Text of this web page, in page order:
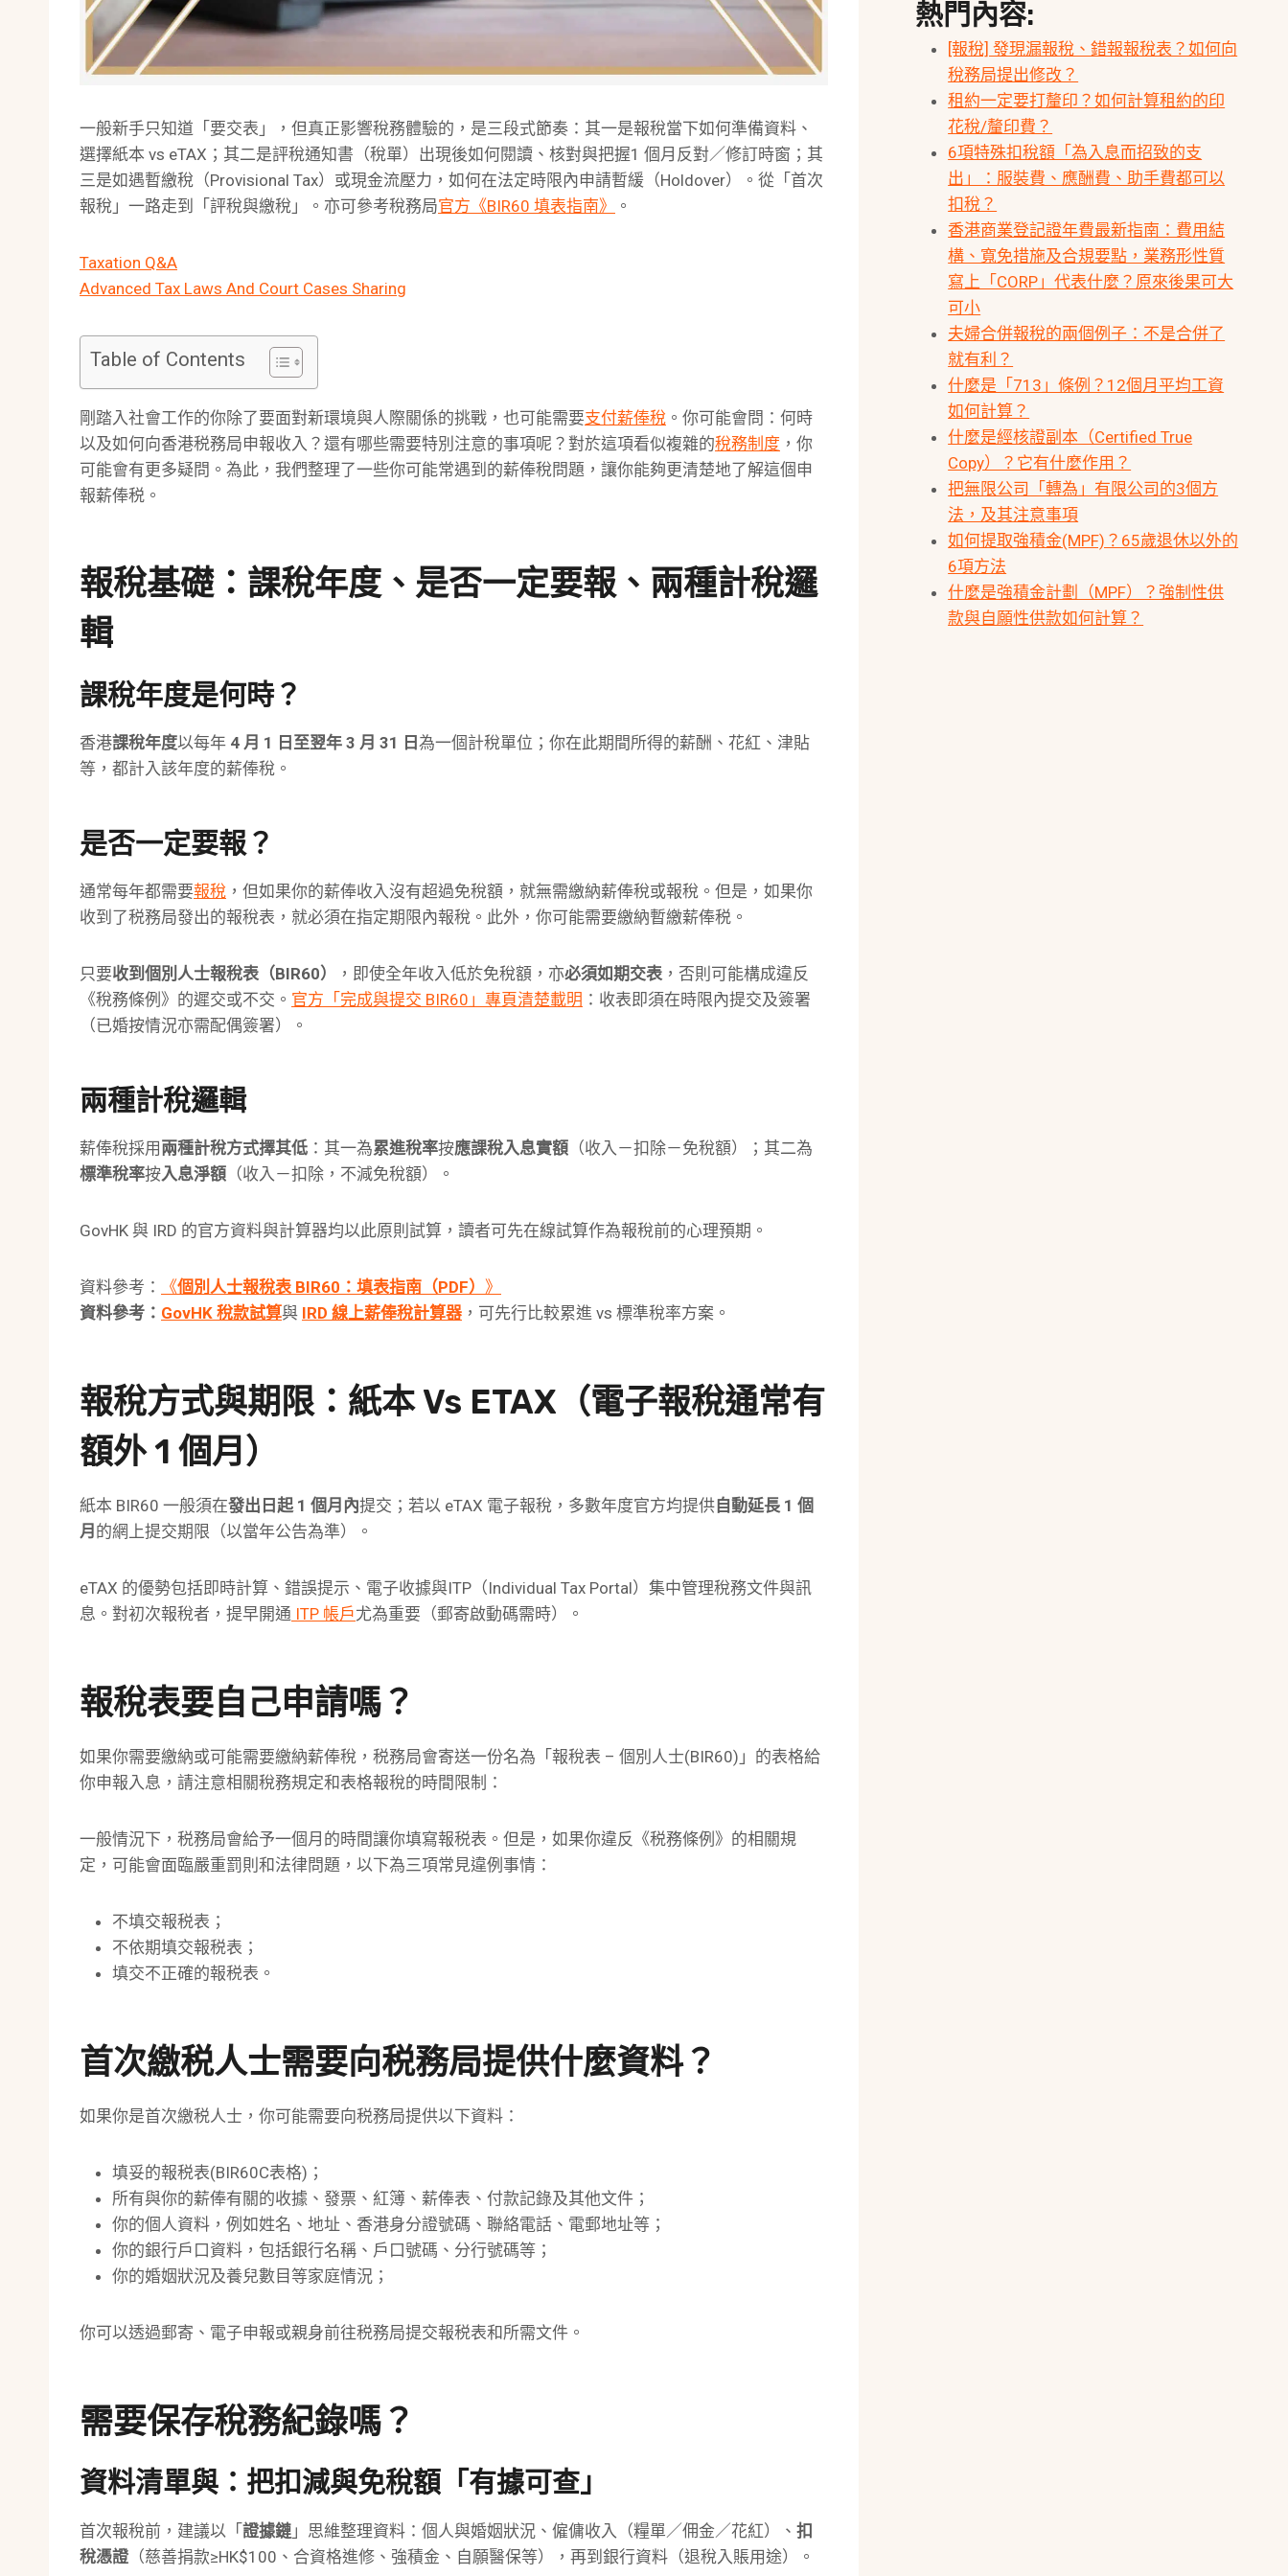
一般新手只知道「要交表」，但真正影響稅務體驗的，是三段式節奏：其一是報稅當下如何準備資料、
選擇紙本 vs eTAX；其二是評稅通知書（稅單）出現後如何閱讀、核對與把握1 個月反對／修訂時窗；其
三是如遇暫繳稅（Provisional Tax）或現金流壓力，如何在法定時限內申請暫緩（Holdover）。從「首次
報稅」一路走到「評稅與繳稅」。亦可參考稅務局官方《BIR60 填表指南》 。
Taxation Q&A
Advanced Tax Laws And Court Cases Sharing
Table of Contents
剛踏入社會工作的你除了要面對新環境與人際關係的挑戰，也可能需要支付薪俸稅 。你可能會問：何時
以及如何向香港税務局申報收入？還有哪些需要特別注意的事項呢？對於這項看似複雜的稅務制度 ，你
可能會有更多疑問。為此，我們整理了一些你可能常遇到的薪俸稅問題，讓你能夠更清楚地了解這個申
報薪俸税。
報稅基礎：課稅年度、是否一定要報、兩種計稅邏
輯
課稅年度是何時？
香港課稅年度以每年 4 月 1 日至翌年 3 月 31 日 為一個計稅單位；你在此期間所得的薪酬、花紅、津貼
等，都計入該年度的薪俸稅。
是否一定要報？
通常每年都需要報稅 ，但如果你的薪俸收入沒有超過免稅額，就無需繳納薪俸稅或報稅。但是，如果你
收到了税務局發出的報稅表，就必須在指定期限內報稅。此外，你可能需要繳納暫繳薪俸税。
只要收到個別人士報稅表（BIR60） ，即使全年收入低於免稅額，亦必須如期交表 ，否則可能構成違反
《稅務條例》的遲交或不交。 官方「完成與提交 BIR60」專頁清楚載明 ：收表即須在時限內提交及簽署
（已婚按情況亦需配偶簽署）。
兩種計稅邏輯
薪俸稅採用 兩種計稅方式擇其低 ：其一為累進稅率按應課稅入息實額 （收入－扣除－免稅額）；其二為
標準稅率按入息淨額 （收入－扣除，不減免稅額）。
GovHK 與 IRD 的官方資料與計算器均以此原則試算，讀者可先在線試算作為報稅前的心理預期。
資料參考： 《個別人士報稅表 BIR60：填表指南（PDF） 》
資料參考： GovHK 稅款試算與 IRD 線上薪俸稅計算器 ，可先行比較累進 vs 標準稅率方案。
報稅方式與期限：紙本 Vs ETAX（電子報稅通常有
額外 1 個月）
紙本 BIR60 一般須在發出日起 1 個月內提交；若以 eTAX 電子報稅，多數年度官方均提供 自動延長 1 個
月 的網上提交期限（以當年公告為準）。
eTAX 的優勢包括即時計算、錯誤提示、電子收據與ITP（Individual Tax Portal）集中管理稅務文件與訊
息。對初次報稅者，提早開通 ITP 帳戶尤為重要（郵寄啟動碼需時）。
報稅表要自己申請嗎？
如果你需要繳納或可能需要繳納薪俸稅，税務局會寄送一份名為「報稅表 – 個別人士(BIR60)」的表格給
你申報入息，請注意相關稅務規定和表格報稅的時間限制：
一般情況下，税務局會給予一個月的時間讓你填寫報税表。但是，如果你違反《税務條例》的相關規
定，可能會面臨嚴重罰則和法律問題，以下為三項常見違例事情：
不填交報税表；
不依期填交報税表；
填交不正確的報税表。
首次繳税人士需要向税務局提供什麼資料？
如果你是首次繳税人士，你可能需要向税務局提供以下資料：
填妥的報税表(BIR60C表格)；
所有與你的薪俸有關的收據、發票、紅簿、薪俸表、付款記錄及其他文件；
你的個人資料，例如姓名、地址、香港身分證號碼、聯絡電話、電郵地址等；
你的銀行戶口資料，包括銀行名稱、戶口號碼、分行號碼等；
你的婚姻狀況及養兒數目等家庭情況；
你可以透過郵寄、電子申報或親身前往税務局提交報税表和所需文件。
需要保存稅務紀錄嗎？
資料清單與：把扣減與免稅額「有據可查」
首次報稅前，建議以「證據鏈 」思維整理資料：個人與婚姻狀況、僱傭收入（糧單／佣金／花紅）、 扣
稅憑證 （慈善捐款≥HK$100、合資格進修、強積金、自願醫保等），再到銀行資料（退稅入賬用途）。
熱門內容:
[報稅] 發現漏報稅、錯報報稅表？如何向
稅務局提出修改？
租約一定要打釐印？如何計算租約的印
花稅/釐印費？
6項特殊扣稅額「為入息而招致的支
出」：服裝費、應酬費、助手費都可以
扣稅？
香港商業登記證年費最新指南：費用結
構、寬免措施及合規要點，業務形性質
寫上「CORP」代表什麼？原來後果可大
可小
夫婦合併報稅的兩個例子：不是合併了
就有利？
什麼是「713」條例？12個月平均工資
如何計算？
什麼是經核證副本（Certified True
Copy）？它有什麼作用？
把無限公司「轉為」有限公司的3個方
法，及其注意事項
如何提取強積金(MPF)？65歲退休以外的
6項方法
什麼是強積金計劃（MPF）？強制性供
款與自願性供款如何計算？